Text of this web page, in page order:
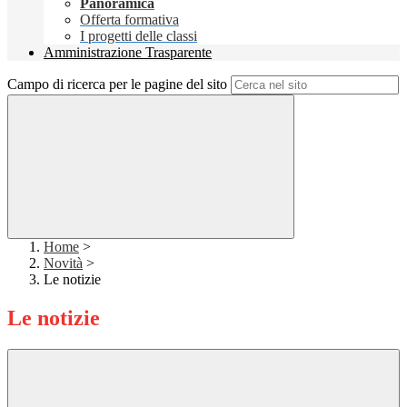
Panoramica
Offerta formativa
I progetti delle classi
Amministrazione Trasparente
Campo di ricerca per le pagine del sito
Home >
Novità >
Le notizie
Le notizie